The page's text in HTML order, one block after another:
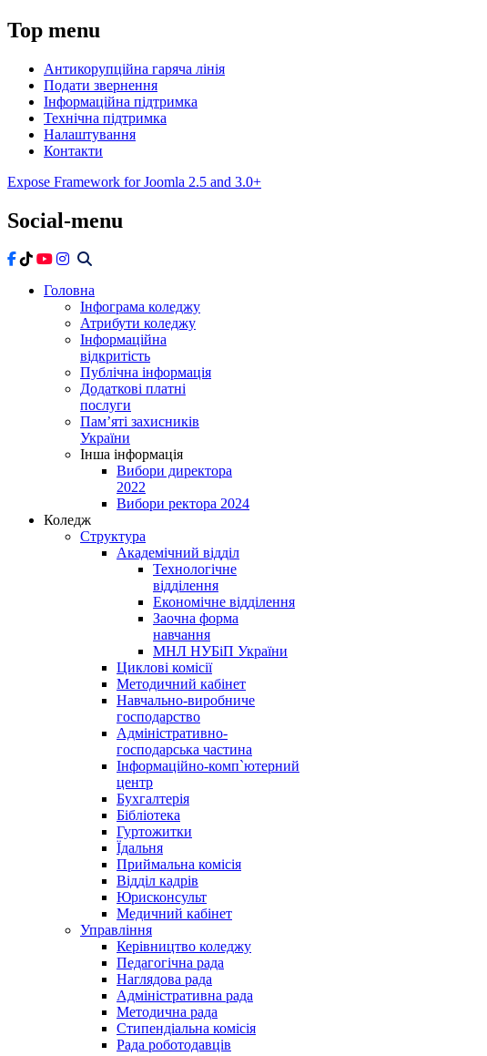
Top menu
Антикорупційна гаряча лінія
Подати звернення
Інформаційна підтримка
Технічна підтримка
Налаштування
Контакти
Expose Framework for Joomla 2.5 and 3.0+
Social-menu
Головна
Інфограма коледжу
Атрибути коледжу
Інформаційна
відкритість
Публічна інформація
Додаткові платні
послуги
Пам’яті захисників
України
Інша інформація
Вибори директора
2022
Вибори ректора 2024
Коледж
Структура
Академічний відділ
Технологічне
відділення
Економічне відділення
Заочна форма
навчання
МНЛ НУБіП України
Циклові комісії
Методичний кабінет
Навчально-виробниче
господарство
Адміністративно-
господарська частина
Інформаційно-комп`ютерний
центр
Бухгалтерія
Бібліотека
Гуртожитки
Їдальня
Приймальна комісія
Відділ кадрів
Юрисконсульт
Медичний кабінет
Управління
Керівництво коледжу
Педагогічна рада
Наглядова рада
Адміністративна рада
Методична рада
Стипендіальна комісія
Рада роботодавців